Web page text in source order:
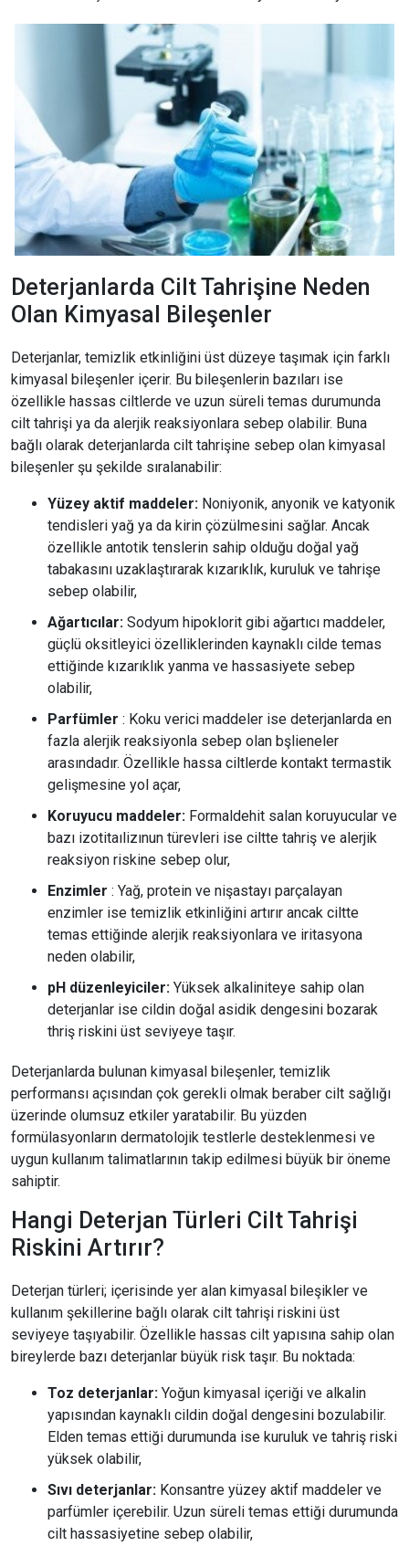
Deterjanlarda Cilt Tahrişine Neden
Olan Kimyasal Bileşenler
Deterjanlar, temizlik etkinliğini üst düzeye taşımak için farklı
kimyasal bileşenler içerir. Bu bileşenlerin bazıları ise
özellikle hassas ciltlerde ve uzun süreli temas durumunda
cilt tahrişi ya da alerjik reaksiyonlara sebep olabilir. Buna
bağlı olarak deterjanlarda cilt tahrişine sebep olan kimyasal
bileşenler şu şekilde sıralanabilir:
Yüzey aktif maddeler: Noniyonik, anyonik ve katyonik
tendisleri yağ ya da kirin çözülmesini sağlar. Ancak
özellikle antotik tenslerin sahip olduğu doğal yağ
tabakasını uzaklaştırarak kızarıklık, kuruluk ve tahrişe
sebep olabilir,
Ağartıcılar: Sodyum hipoklorit gibi ağartıcı maddeler,
güçlü oksitleyici özelliklerinden kaynaklı cilde temas
ettiğinde kızarıklık yanma ve hassasiyete sebep
olabilir,
Parfümler : Koku verici maddeler ise deterjanlarda en
fazla alerjik reaksiyonla sebep olan bşlieneler
arasındadır. Özellikle hassa ciltlerde kontakt termastik
gelişmesine yol açar,
Koruyucu maddeler: Formaldehit salan koruyucular ve
bazı izotitaılizınun türevleri ise ciltte tahriş ve alerjik
reaksiyon riskine sebep olur,
Enzimler : Yağ, protein ve nişastayı parçalayan
enzimler ise temizlik etkinliğini artırır ancak ciltte
temas ettiğinde alerjik reaksiyonlara ve iritasyona
neden olabilir,
pH düzenleyiciler: Yüksek alkaliniteye sahip olan
deterjanlar ise cildin doğal asidik dengesini bozarak
thriş riskini üst seviyeye taşır.
Deterjanlarda bulunan kimyasal bileşenler, temizlik
performansı açısından çok gerekli olmak beraber cilt sağlığı
üzerinde olumsuz etkiler yaratabilir. Bu yüzden
formülasyonların dermatolojik testlerle desteklenmesi ve
uygun kullanım talimatlarının takip edilmesi büyük bir öneme
sahiptir.
Hangi Deterjan Türleri Cilt Tahrişi
Riskini Artırır?
Deterjan türleri; içerisinde yer alan kimyasal bileşikler ve
kullanım şekillerine bağlı olarak cilt tahrişi riskini üst
seviyeye taşıyabilir. Özellikle hassas cilt yapısına sahip olan
bireylerde bazı deterjanlar büyük risk taşır. Bu noktada:
Toz deterjanlar: Yoğun kimyasal içeriği ve alkalin
yapısından kaynaklı cildin doğal dengesini bozulabilir.
Elden temas ettiği durumunda ise kuruluk ve tahriş riski
yüksek olabilir,
Sıvı deterjanlar: Konsantre yüzey aktif maddeler ve
parfümler içerebilir. Uzun süreli temas ettiği durumunda
cilt hassasiyetine sebep olabilir,